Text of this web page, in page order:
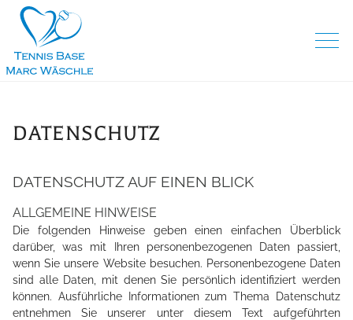
DATENSCHUTZ
DATENSCHUTZ AUF EINEN BLICK
ALLGEMEINE HINWEISE
Die folgenden Hinweise geben einen einfachen Überblick
darüber, was mit Ihren personenbezogenen Daten passiert,
wenn Sie unsere Website besuchen. Personenbezogene Daten
sind alle Daten, mit denen Sie persönlich identifiziert werden
können. Ausführliche Informationen zum Thema Datenschutz
entnehmen Sie unserer unter diesem Text aufgeführten